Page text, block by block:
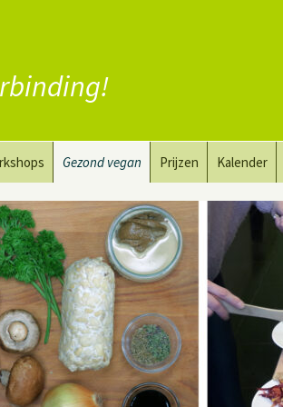
en tekenkunst
voor mannen
Gezond vegan
Vervang vlees
Vervang zuivel
Vervang eieren
Vegan coaching
Prijzen Kalender